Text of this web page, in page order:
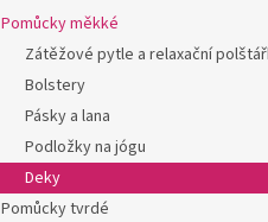
Pomůcky měkké
Zátěžové pytle a relaxační
Bolstery
Pásky a lana
Podložky na jógu
Deky
Pomůcky tvrdé